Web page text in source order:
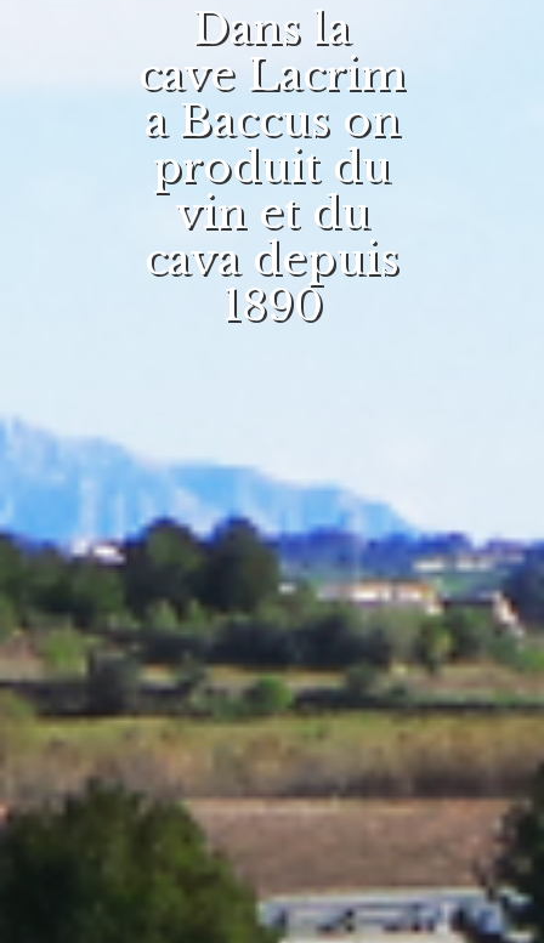
Dans la
cave Lacrim
a Baccus on
produit du
vin et du
cava depuis
1890